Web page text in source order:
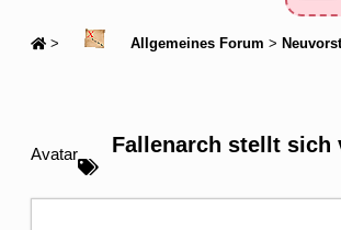
> Allgemeines Forum >
Avatar Fallenarch stellt sich